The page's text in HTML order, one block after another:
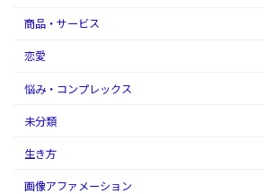
商品・サービス
恋愛
悩み・コンプレックス
未分類
生き方
画像アファメーション